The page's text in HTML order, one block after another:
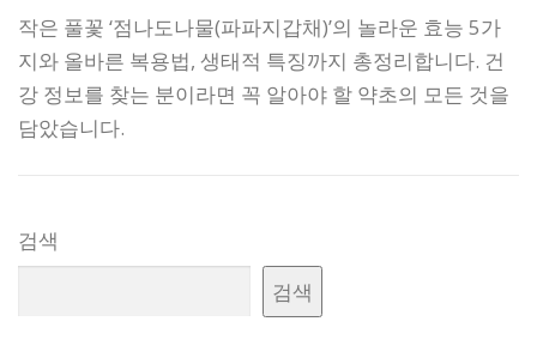
작은 풀꽃 ‘점나도나물(파파지갑채)’의 놀라운 효능 5가
지와 올바른 복용법, 생태적 특징까지 총정리합니다. 건
강 정보를 찾는 분이라면 꼭 알아야 할 약초의 모든 것을
담았습니다.
검색
검색